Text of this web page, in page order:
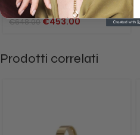
€648.00€453.00
Prodotti correlati